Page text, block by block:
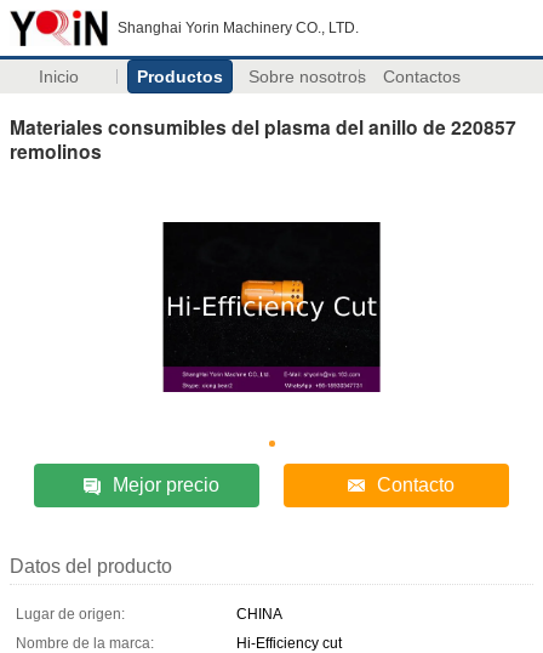
Shanghai Yorin Machinery CO., LTD.
Inicio Productos Sobre nosotros Contactos
Materiales consumibles del plasma del anillo de 220857
remolinos
Mejor precio Contacto
Datos del producto
Lugar de origen:
CHINA
Nombre de la marca:
Hi-Efficiency cut